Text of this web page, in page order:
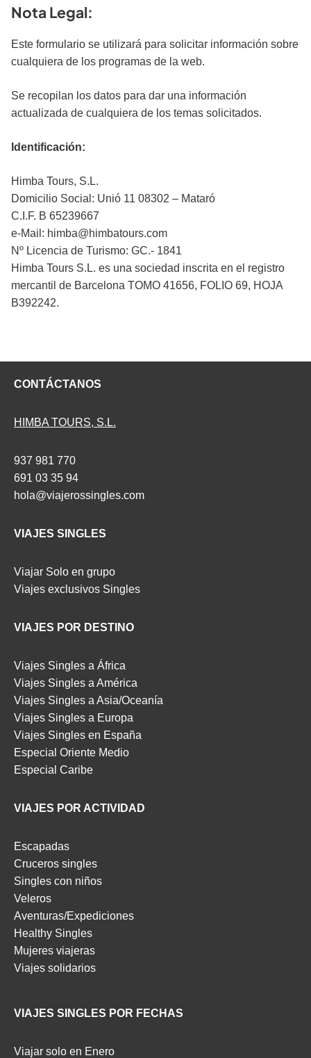
Nota Legal:
Este formulario se utilizará para solicitar información sobre
cualquiera de los programas de la web.
Se recopilan los datos para dar una información
actualizada de cualquiera de los temas solicitados.
Identificación:
Himba Tours, S.L.
Domicilio Social: Unió 11 08302 – Mataró
C.I.F. B 65239667
e-Mail: himba@himbatours.com
Nº Licencia de Turismo: GC.- 1841
Himba Tours S.L. es una sociedad inscrita en el registro
mercantil de Barcelona TOMO 41656, FOLIO 69, HOJA
B392242.
CONTÁCTANOS
HIMBA TOURS, S.L.
937 981 770
691 03 35 94
hola@viajerossingles.com
VIAJES SINGLES
Viajar Solo en grupo
Viajes exclusivos Singles
VIAJES POR DESTINO
Viajes Singles a África
Viajes Singles a América
Viajes Singles a Asia/Oceanía
Viajes Singles a Europa
Viajes Singles en España
Especial Oriente Medio
Especial Caribe
VIAJES POR ACTIVIDAD
Escapadas
Cruceros singles
Singles con niños
Veleros
Aventuras/Expediciones
Healthy Singles
Mujeres viajeras
Viajes solidarios
VIAJES SINGLES POR FECHAS
Viajar solo en Enero